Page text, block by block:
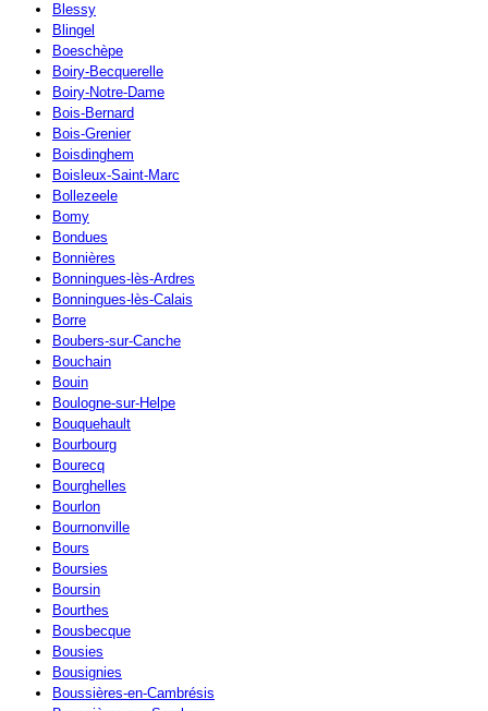
Blessy
Blingel
Boeschèpe
Boiry-Becquerelle
Boiry-Notre-Dame
Bois-Bernard
Bois-Grenier
Boisdinghem
Boisleux-Saint-Marc
Bollezeele
Bomy
Bondues
Bonnières
Bonningues-lès-Ardres
Bonningues-lès-Calais
Borre
Boubers-sur-Canche
Bouchain
Bouin
Boulogne-sur-Helpe
Bouquehault
Bourbourg
Bourecq
Bourghelles
Bourlon
Bournonville
Bours
Boursies
Boursin
Bourthes
Bousbecque
Bousies
Bousignies
Boussières-en-Cambrésis